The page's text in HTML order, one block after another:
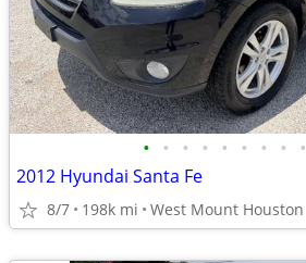
• • • • • • • • •
2012 Hyundai Santa Fe
8/7 198k mi West Mount Houston